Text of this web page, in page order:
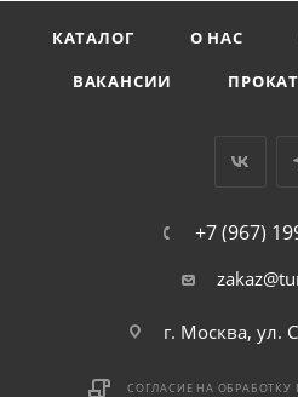
КАТАЛОГ О НАС
ВАКАНСИИ
ПРОКАТ
+7 (967)
г. Москва, ул.
СОГЛАСИЕ НА